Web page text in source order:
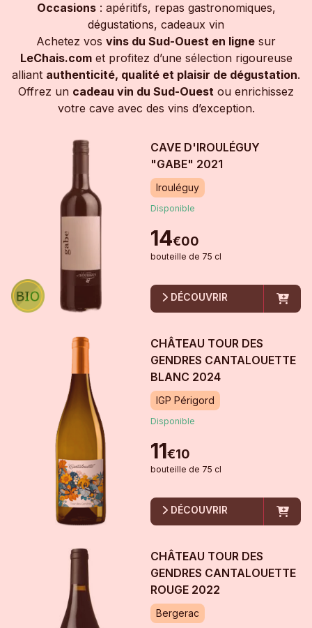
Occasions: apéritifs, repas gastronomiques,
dégustations, cadeaux vin
Achetez vos vins du Sud-Ouest en ligne sur
LeChais.comet profitez d’une sélection rigoureuse
alliant authenticité, qualité et plaisir de dégustation.
Offrez un cadeau vin du Sud-Ouest ou enrichissez
votre cave avec des vins d’exception.
CAVE D'IROULÉGUY
"GABE" 2021
Irouléguy
Disponible
14€00
bouteille de 75 cl
DÉCOUVRIR
CHÂTEAU TOUR DES
GENDRES CANTALOUETTE
BLANC 2024
IGP Périgord
Disponible
11€10
bouteille de 75 cl
DÉCOUVRIR
CHÂTEAU TOUR DES
GENDRES CANTALOUETTE
ROUGE 2022
Bergerac